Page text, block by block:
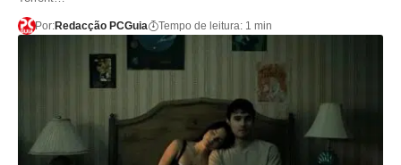
Por:Redacção PCGuia Tempo de leitura: 1 min